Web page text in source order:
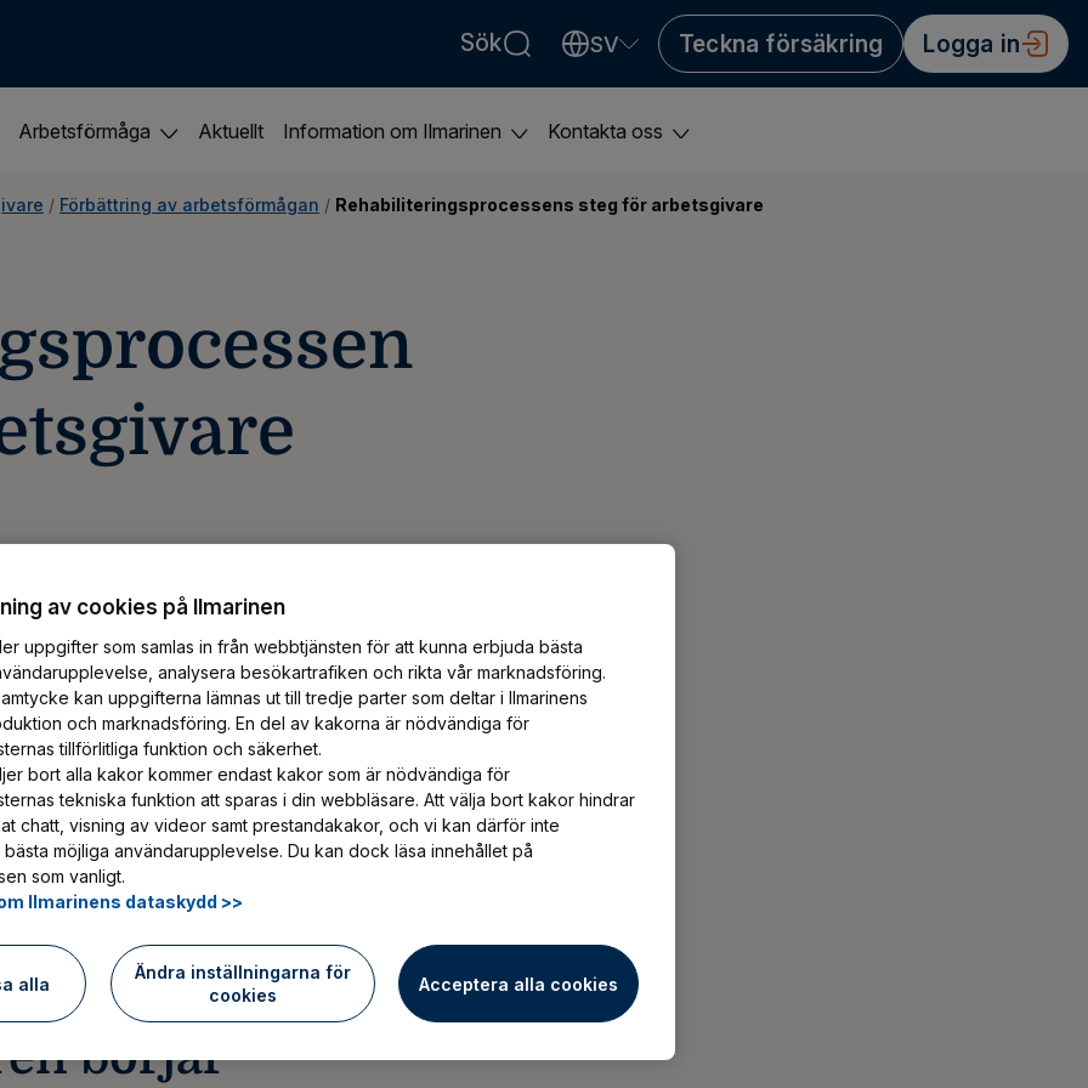
Sök SV
Valitse kieli Välj språk Choose language
Teckna försäkring Logga in
Arbetsförmåga Aktuellt Information om Ilmarinen Kontakta oss
/ Förbättring av arbetsförmågan / Rehabiliteringsprocessens steg för arbetsgivare
att orka bättre i arbetet
efter en sjukledighet. Det viktiga
det vinner både du och
10 steg. Gå framåt steg för
företagshälsovården.
börjar
av cookies på Ilmarinen
uppgifter som samlas in från webbtjänsten för att kunna erbjuda bästa
analysera besökartrafiken och rikta vår marknadsföring.
kan uppgifterna lämnas ut till tredje parter som deltar i Ilmarinens
och marknadsföring. En del av kakorna är nödvändiga för
tillförlitliga funktion och säkerhet.
bort alla kakor kommer endast kakor som är nödvändiga för
tekniska funktion att sparas i din webbläsare. Att välja bort kakor hindrar
chatt, visning av videor samt prestandakakor, och vi kan därför inte
möjliga användarupplevelse. Du kan dock läsa innehållet på
som vanligt.
Ilmarinens dataskydd >>
alla
Ändra inställningarna för
cookies
Acceptera alla cookies